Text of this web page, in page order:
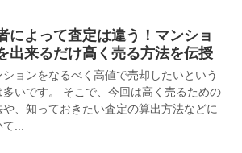
によって査定は違う！マンショ
出来るだけ高く売る方法を伝授
ションをなるべく高値で売却したいという
多いです。 そこで、今回は高く売るための
や、知っておきたい査定の算出方法などに
...